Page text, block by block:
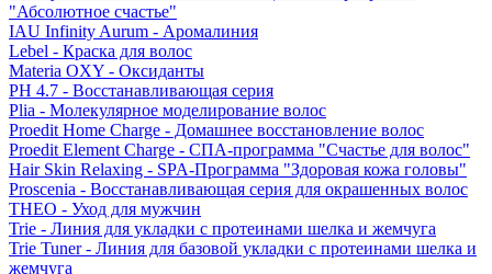
"Абсолютное счастье"
IAU Infinity Aurum - Аромалиния
Lebel - Краска для волос
Materia OXY - Оксиданты
PH 4.7 - Восстанавливающая серия
Plia - Молекулярное моделирование волос
Proedit Home Charge - Домашнее восстановление волос
Proedit Element Charge - СПА-программа "Счастье для волос"
Hair Skin Relaxing - SPA-Программа "Здоровая кожа головы"
Proscenia - Восстанавливающая серия для окрашенных волос
THEO - Уход для мужчин
Trie - Линия для укладки с протеинами шелка и жемчуга
Trie Tuner - Линия для базовой укладки с протеинами шелка и
жемчуга